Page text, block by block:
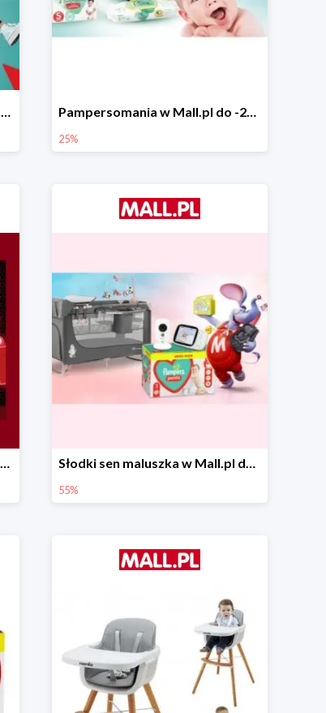
Świąteczne pomysły na prezenty od LEGO w Mall.pl do -20% Pampersomania w Mall.pl do -25%
25%
Pierwsze okazje Black Friday w Mall.pl do -50% Słodki sen maluszka w Mall.pl do -55%
55%